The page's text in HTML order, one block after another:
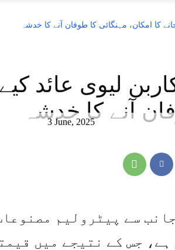
کا امکان، مہنگائی کا طوفان آنے کا خدشہ
لیوی عائد
آنے کا خدشہ
3 June, 2025
سے پیٹرولیم
جس کے نتیجے میں